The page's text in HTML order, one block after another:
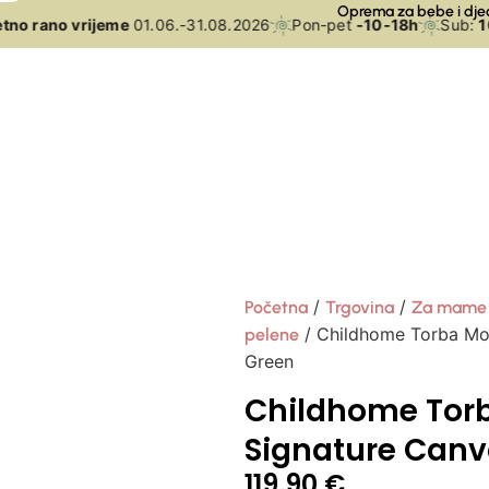
rano vrijeme01.06.-31.08.2026 Pon-pet-10-18h Sub:10-
Oprema za bebe i
Početna / Trgovina / Za mame
pelene / Childhome Torba
Green
Childhome
Signature